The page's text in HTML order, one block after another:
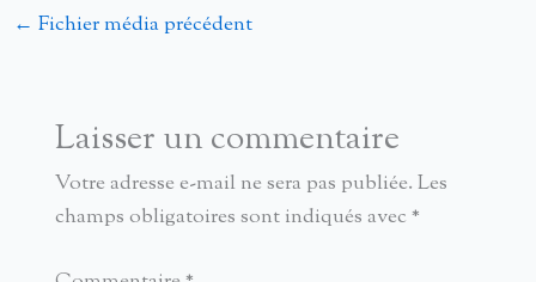
← Fichier média précédent
Laisser un commentaire
Votre adresse e-mail ne sera pas publiée. Les
champs obligatoires sont indiqués avec *